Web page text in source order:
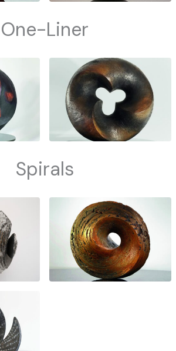
One-Liner
Spirals